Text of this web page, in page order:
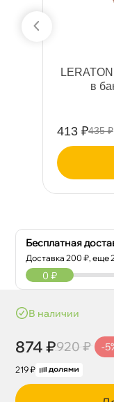
413 ₽435 ₽
Бесплатная
Доставка200 ₽, еще
0 ₽
наличии
874 ₽920 ₽ -
219 ₽